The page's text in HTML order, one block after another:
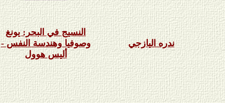
النسيج في البحر: يونغ
وصوفيا وهندسة النفس -
أليس هوول
ندره اليازجي